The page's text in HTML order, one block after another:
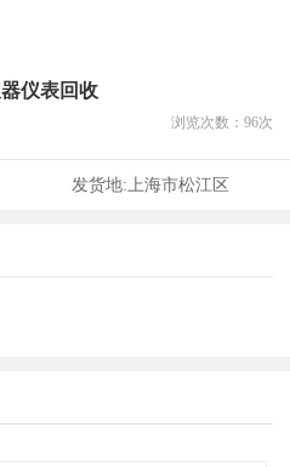
仪表回收
浏览次数： 96次
发货地:上海市松江区